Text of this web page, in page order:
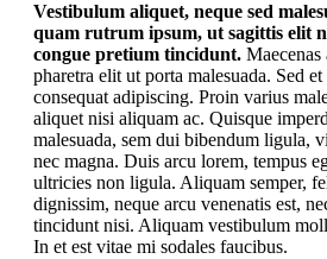
Vestibulum aliquet, neque sed
quam rutrum ipsum, ut sagittis elit
congue pretium tincidunt. Maecenas
pharetra elit ut porta malesuada. Sed et
consequat adipiscing. Proin varius
aliquet nisi aliquam ac. Quisque
malesuada, sem dui bibendum ligula,
nec magna. Duis arcu lorem, tempus
ultricies non ligula. Aliquam semper,
dignissim, neque arcu venenatis est,
tincidunt nisi. Aliquam vestibulum
In et est vitae mi sodales faucibus.